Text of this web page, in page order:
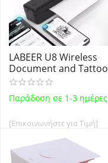
LABEER U8 Wireless
Document and Tattoo
Transfer A4 Thermal
Printer with Bluetooth
Black - Ασύρματος
πλάτους A4 (210mm)
Παράδοση σε 1-3 ημέρες
[Επικοινωνήστε για Τιμή]